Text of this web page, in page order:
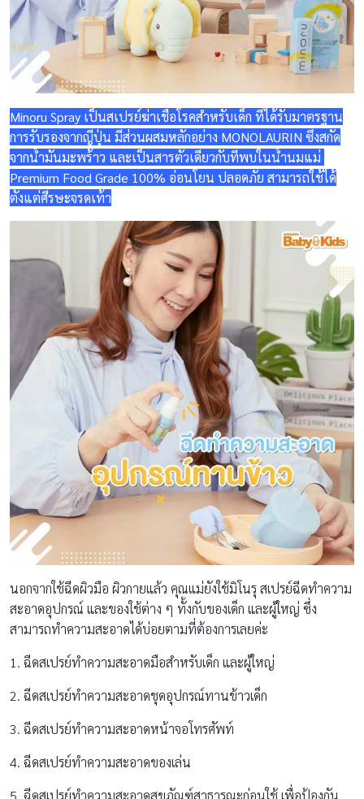
Minoru Spray เป็นสเปรย์ฆ่าเชื้อโรคสำหรับเด็ก ที่ได้รับมาตรฐาน
การรับรองจากญี่ปุ่น มีส่วนผสมหลักอย่าง MONOLAURIN ซึ่งสกัด
จากน้ำมันมะพร้าว และเป็นสารตัวเดียวกับที่พบในน้ำนมแม่
Premium Food Grade 100% อ่อนโยน ปลอดภัย สามารถใช้ได้
ตั้งแต่ศีรษะจรดเท้า
นอกจากใช้ฉีดผิวมือ ผิวกายแล้ว คุณแม่ยังใช้มิโนรุ สเปรย์ฉีดทำความ
สะอาดอุปกรณ์ และของใช้ต่าง ๆ ทั้งกับของเด็ก และผู้ใหญ่ ซึ่ง
สามารถทำความสะอาดได้บ่อยตามที่ต้องการเลยค่ะ
1. ฉีดสเปรย์ทำความสะอาดมือสำหรับเด็ก และผู้ใหญ่
2. ฉีดสเปรย์ทำความสะอาดชุดอุปกรณ์ทานข้าวเด็ก
3. ฉีดสเปรย์ทำความสะอาดหน้าจอโทรศัพท์
4. ฉีดสเปรย์ทำความสะอาดของเล่น
5. ฉีดสเปรย์ทำความสะอาดสุขภัณฑ์สาธารณะก่อนใช้ เพื่อป้องกัน